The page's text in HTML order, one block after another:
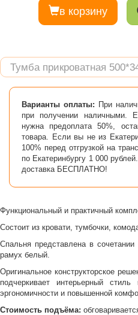
в корзину
Варианты оплаты: При
при получении наличными.
нужна предоплата 50%,
товара. Если вы не из
100% перед отгрузкой на
по Екатеринбургу 1 000
доставка БЕСПЛАТНО!
Функциональный и практичный
Состоит из кровати, тумбочки,
Спальня представлена в
рамух белый.
Оригинальное конструкторское
подчеркивает интерьерный
эргономичности и повышенной
Стоимость подъёма: